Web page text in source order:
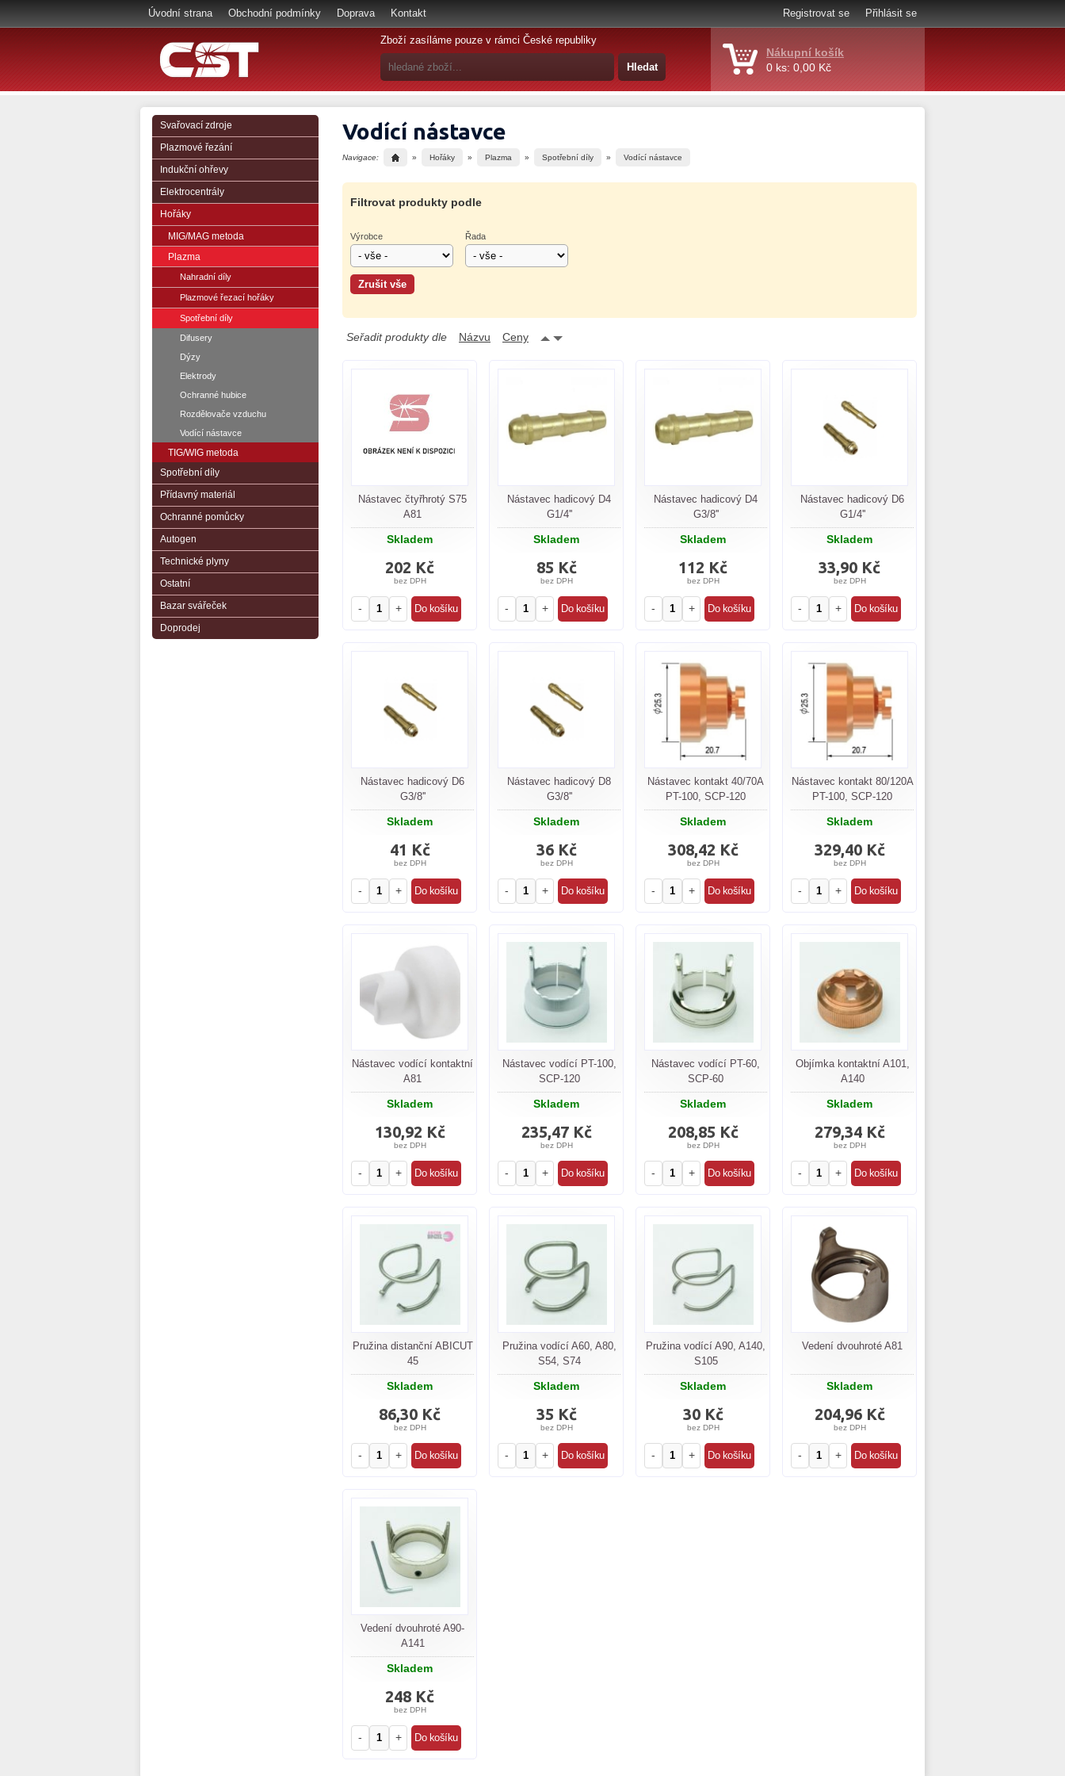
Úvodní strana Obchodní podmínky Doprava Kontakt Registrovat se Přihlásit se
Zboží zasíláme pouze v rámci České republiky
Nákupní košík
0 ks: 0,00 Kč
Svařovací zdroje
Plazmové řezání
Indukční ohřevy
Elektrocentrály
Hořáky
MIG/MAG metoda
Plazma
Nahradní díly
Plazmové řezací hořáky
Spotřební díly
Difusery
Dýzy
Elektrody
Ochranné hubice
Rozdělovače vzduchu
Vodící nástavce
TIG/WIG metoda
Spotřební díly
Přídavný materiál
Ochranné pomůcky
Autogen
Technické plyny
Ostatní
Bazar svářeček
Doprodej
Vodící nástavce
Navigace: » Hořáky » Plazma » Spotřební díly » Vodící nástavce
Filtrovat produkty podle
Výrobce Řada
Seřadit produkty dle Názvu Ceny
Nástavec čtyřhrotý S75
A81
Skladem
202 Kč
bez DPH
- +
Nástavec hadicový D4
G1/4''
Skladem
85 Kč
bez DPH
- +
Nástavec hadicový D4
G3/8''
Skladem
112 Kč
bez DPH
- +
Nástavec hadicový D6
G1/4''
Skladem
33,90 Kč
bez DPH
- +
Nástavec hadicový D6
G3/8''
Skladem
41 Kč
bez DPH
- +
Nástavec hadicový D8
G3/8''
Skladem
36 Kč
bez DPH
- +
Nástavec kontakt 40/70A
PT-100, SCP-120
Skladem
308,42 Kč
bez DPH
- +
Nástavec kontakt 80/120A
PT-100, SCP-120
Skladem
329,40 Kč
bez DPH
- +
Nástavec vodící kontaktní
A81
Skladem
130,92 Kč
bez DPH
- +
Nástavec vodící PT-100,
SCP-120
Skladem
235,47 Kč
bez DPH
- +
Nástavec vodící PT-60,
SCP-60
Skladem
208,85 Kč
bez DPH
- +
Objímka kontaktní A101,
A140
Skladem
279,34 Kč
bez DPH
- +
Pružina distanční ABICUT
45
Skladem
86,30 Kč
bez DPH
- +
Pružina vodící A60, A80,
S54, S74
Skladem
35 Kč
bez DPH
- +
Pružina vodící A90, A140,
S105
Skladem
30 Kč
bez DPH
- +
Vedení dvouhroté A81
Skladem
204,96 Kč
bez DPH
- +
Vedení dvouhroté A90-
A141
Skladem
248 Kč
bez DPH
- +